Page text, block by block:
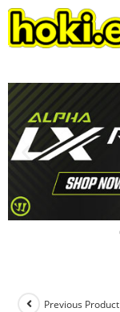
Previous Product